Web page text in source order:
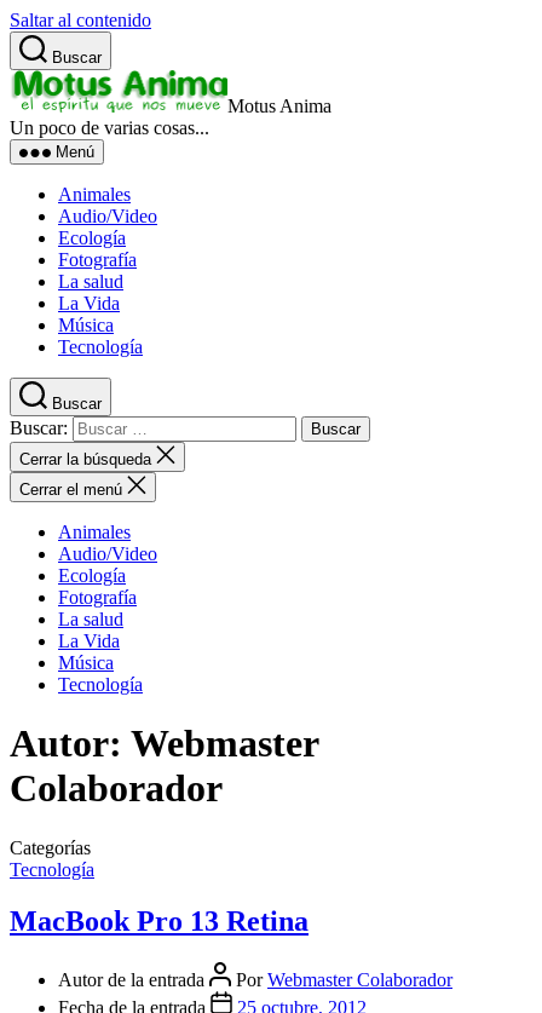
Saltar al contenido
Buscar
Motus Anima
Un poco de varias cosas...
Menú
Animales
Audio/Video
Ecología
Fotografía
La salud
La Vida
Música
Tecnología
Buscar
Buscar:
Cerrar la búsqueda
Cerrar el menú
Animales
Audio/Video
Ecología
Fotografía
La salud
La Vida
Música
Tecnología
Autor: Webmaster
Colaborador
Categorías
Tecnología
MacBook Pro 13 Retina
Autor de la entrada PorWebmaster Colaborador
Fecha de la entrada
25 octubre, 2012